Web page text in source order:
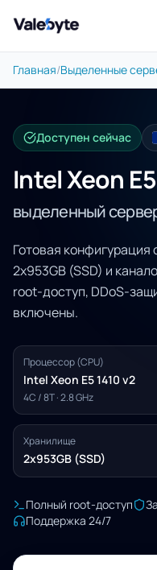
Valebyte
Главная/Выделенные
Доступен сейчас
Intel Xeon
выделенный
Готовая конфигурация
2x953GB (SSD) и
root-доступ, DDoS-
включены.
Процессор (CPU)
Intel Xeon E5 1410 v2
4C / 8T · 2.8 GHz
Хранилище
2x953GB (SSD)
Полный root-доступ
Поддержка 24/7